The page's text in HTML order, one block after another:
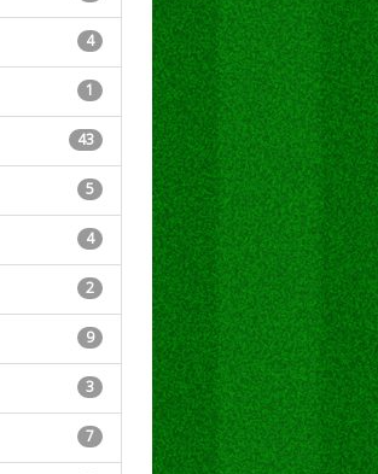
4
1
43
5
4
2
9
3
7